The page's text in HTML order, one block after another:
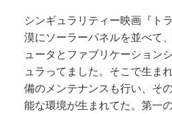
シンギュラリティー映画『ト
漠にソーラーパネルを並べて
ュータとファブリケーション
ュラってました。そこで生ま
備のメンテナンスも行い、そ
能な環境が生まれてた。第一